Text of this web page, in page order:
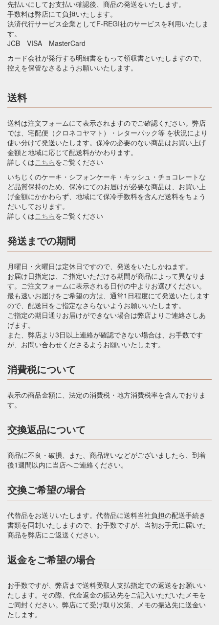
ルフナ・シタカ茶園 の 販売を開始しました。
2025年04月01日
ルフナ・シタカ茶園 の 販売を開始しました。
2025年04月01日
ヌワラエリア・ラバーズリープ茶園 の 販売を開始し
2025年04月01日
ウバ・ピタラトマリー茶園 の 販売を開始しました。
2025年03月18日
ティーキャディスプーン シンプル ラウンド の販売
を開始しました。
2025年03月15日
マグカップ ティーポット用ティーストレーナー の販
売を開始しました。
2025年03月03日
ラプサンスーチョンの内容量が変わりました。
ネパール ジュンチャバリ茶園 2024年秋 の販売を
開始しました。
2024年01月07日
ティーメジャースプーンの販売を開始しました
2024年11月27日
キャンディ ハンターナ茶園 2024年度産に切り替わ
りました
2024年09月24日
アッサム オーソドックス製法 セカンドフラッシュ マ
ンガラム茶園 販売 開始
2023年01月22日
アフタヌーンティー ギフト券のオンライン販売を開
先払いにしてお支払い確認後、商品の発送をいたします。
手数料は弊店にて負担いたします。
決済代行サービス企業としてF-REGI社のサービスを利用いたしま
す。
JCB VISA MasterCard
カード会社が発行する明細書をもって領収書といたしますので、
控えを保管なさるようお願いいたします。
送料
送料は注文フォームにて表示されますのでご確認ください。弊店
では、宅配便（クロネコヤマト）・レターパック等 を状況により
使い分けて発送いたします。保冷の必要のない商品はお買い上げ
金額と地域に応じて配送料がかわります。
詳しくはこちらをご覧ください
いちじくのケーキ・シフォンケーキ・キッシュ・チョコレートな
ど品質保持のため、保冷にてのお届けが必要な商品は、お買い上
げ金額にかかわらず、地域にて保冷手数料を含んだ送料をちょう
だいしております。
詳しくはこちらをご覧ください
発送までの期間
月曜日・火曜日は定休日ですので、発送をいたしかねます。
お届け日指定は、ご指定いただける期間が商品によって異なりま
す。ご注文フォームに表示される日付の中よりお選びください。
最も速いお届けをご希望の方は、通常1日程度にて発送いたします
ので、配送日をご指定なさらないようお願いいたします。
ご指定の期日通りお届けができない場合は弊店よりご連絡さしあ
げます。
また、弊店より3日以上連絡が確認できない場合は、お手数です
が、お問い合わせくださるようお願いいたします。
消費税について
表示の商品金額に、法定の消費税・地方消費税率を含んでおりま
す。
交換返品について
商品に不良・破損、また、商品違いなどがございましたら、到着
後1週間以内に当店へご連絡ください。
交換ご希望の場合
代替品をお送りいたします。代替品に送料当社負担の配送手続き
書類を同封いたしますので、お手数ですが、当初お手元に届いた
商品を弊店にご返送ください。
返金をご希望の場合
お手数ですが、弊店まで送料受取人支払指定での返送をお願いい
たします。その際、代金返金の振込先をご記入いただいたメモを
ご同封ください。弊店にて受け取り次第、メモの振込先に送金い
たします。